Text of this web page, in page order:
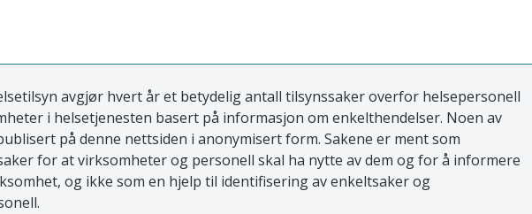
avgjør hvert år et betydelig antall tilsynssaker overfor helsepersonell
i helsetjenesten basert på informasjon om enkelthendelser. Noen av
på denne nettsiden i anonymisert form. Sakene er ment som
for at virksomheter og personell skal ha nytte av dem og for å informere
og ikke som en hjelp til identifisering av enkeltsaker og